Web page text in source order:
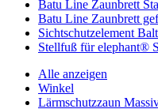
Batu Line Zaunbrett
Batu Line Zaunbrett
Sichtschutzelement
Stellfuß für elephant®
Alle anzeigen
Winkel
Lärmschutzzaun